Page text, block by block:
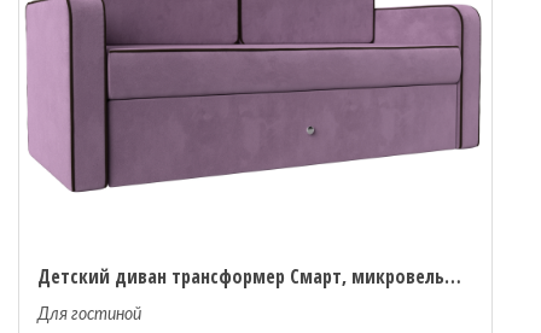
Детский диван трансформер Смарт, микровельвет
Для гостиной